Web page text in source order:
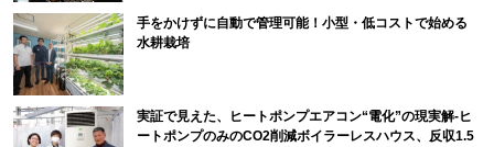
手をかけずに自動で管理可能！小型・低コストで始める
水耕栽培
実証で見えた、ヒートポンプエアコン“電化”の現実解-ヒ
ートポンプのみのCO2削減ボイラーレスハウス、反収1.5